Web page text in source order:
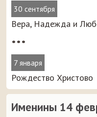
30 сентября
Вера, Надежда и
•••
7 января
Рождество Христово
Именины 14